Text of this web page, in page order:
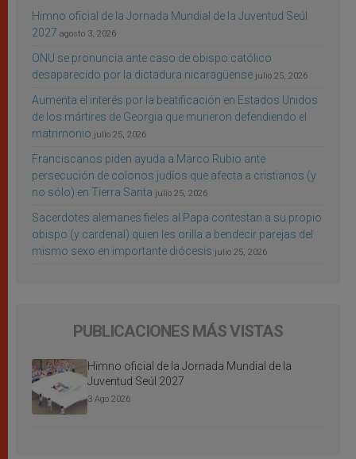
Himno oficial de la Jornada Mundial de la Juventud Seúl
2027 agosto 3, 2026
ONU se pronuncia ante caso de obispo católico
desaparecido por la dictadura nicaragüense julio 25, 2026
Aumenta el interés por la beatificación en Estados Unidos
de los mártires de Georgia que murieron defendiendo el
matrimonio julio 25, 2026
Franciscanos piden ayuda a Marco Rubio ante
persecución de colonos judíos que afecta a cristianos (y
no sólo) en Tierra Santa julio 25, 2026
Sacerdotes alemanes fieles al Papa contestan a su propio
obispo (y cardenal) quien les orilla a bendecir parejas del
mismo sexo en importante diócesis julio 25, 2026
PUBLICACIONES MÁS VISTAS
Himno oficial de la Jornada Mundial de la
Juventud Seúl 2027
3 Ago 2026